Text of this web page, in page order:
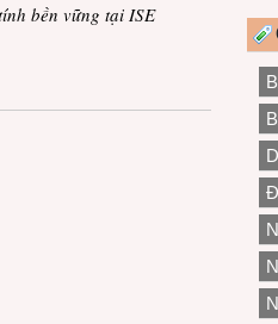
bền vững tại ISE